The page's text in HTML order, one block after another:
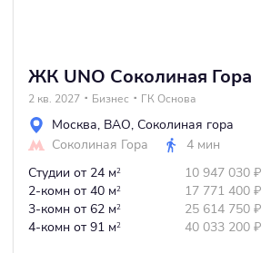
ЖК UNO Соколиная Гора
2 кв. 2027 Бизнес ГК Основа
Москва, ВАО, Соколиная гора
Соколиная Гора
4 мин
Студии от 24 м2 10 947 030 ₽
2-комн от 40 м2 17 771 400 ₽
3-комн от 62 м2 25 614 750 ₽
4-комн от 91 м2 40 033 200 ₽